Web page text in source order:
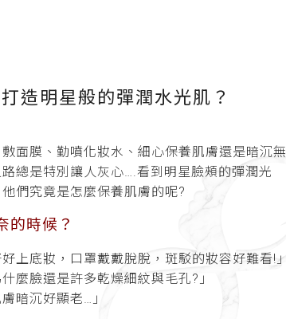
造明星般的彈潤水光肌？
面膜、勤噴化妝水、細心保養肌膚還是暗沉無
總是特別讓人灰心….看到明星臉頰的彈潤光
們究竟是怎麼保養肌膚的呢?
的時候？
上底妝，口罩戴戴脫脫，斑駁的妝容好難看!」
麼臉還是許多乾燥細紋與毛孔?」
暗沉好顯老…」